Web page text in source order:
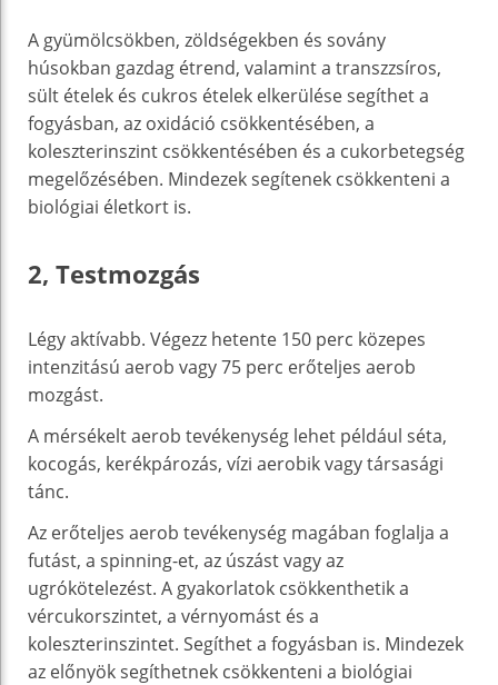
A gyümölcsökben, zöldségekben és sovány
húsokban gazdag étrend, valamint a transzzsíros,
sült ételek és cukros ételek elkerülése segíthet a
fogyásban, az oxidáció csökkentésében, a
koleszterinszint csökkentésében és a cukorbetegség
megelőzésében. Mindezek segítenek csökkenteni a
biológiai életkort is.
2, Testmozgás
Légy aktívabb. Végezz hetente 150 perc közepes
intenzitású aerob vagy 75 perc erőteljes aerob
mozgást.
A mérsékelt aerob tevékenység lehet például séta,
kocogás, kerékpározás, vízi aerobik vagy társasági
tánc.
Az erőteljes aerob tevékenység magában foglalja a
futást, a spinning-et, az úszást vagy az
ugrókötelezést. A gyakorlatok csökkenthetik a
vércukorszintet, a vérnyomást és a
koleszterinszintet. Segíthet a fogyásban is. Mindezek
az előnyök segíthetnek csökkenteni a biológiai